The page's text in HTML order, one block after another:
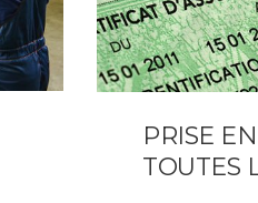
PRISE
TOUTES